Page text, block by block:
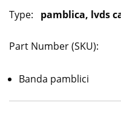
Type: pamblica, lvds
Part Number (SKU):
Banda pamblici